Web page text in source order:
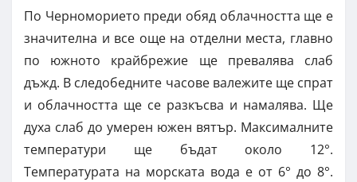
По Черноморието преди обяд облачността ще е
значителна и все още на отделни места, главно
по южното крайбрежие ще превалява слаб
дъжд. В следобедните часове валежите ще спрат
и облачността ще се разкъсва и намалява. Ще
духа слаб до умерен южен вятър. Максималните
температури ще бъдат около 12°.
Температурата на морската вода е от 6° до 8°.